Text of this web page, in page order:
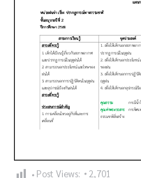
Post Views: 2,701